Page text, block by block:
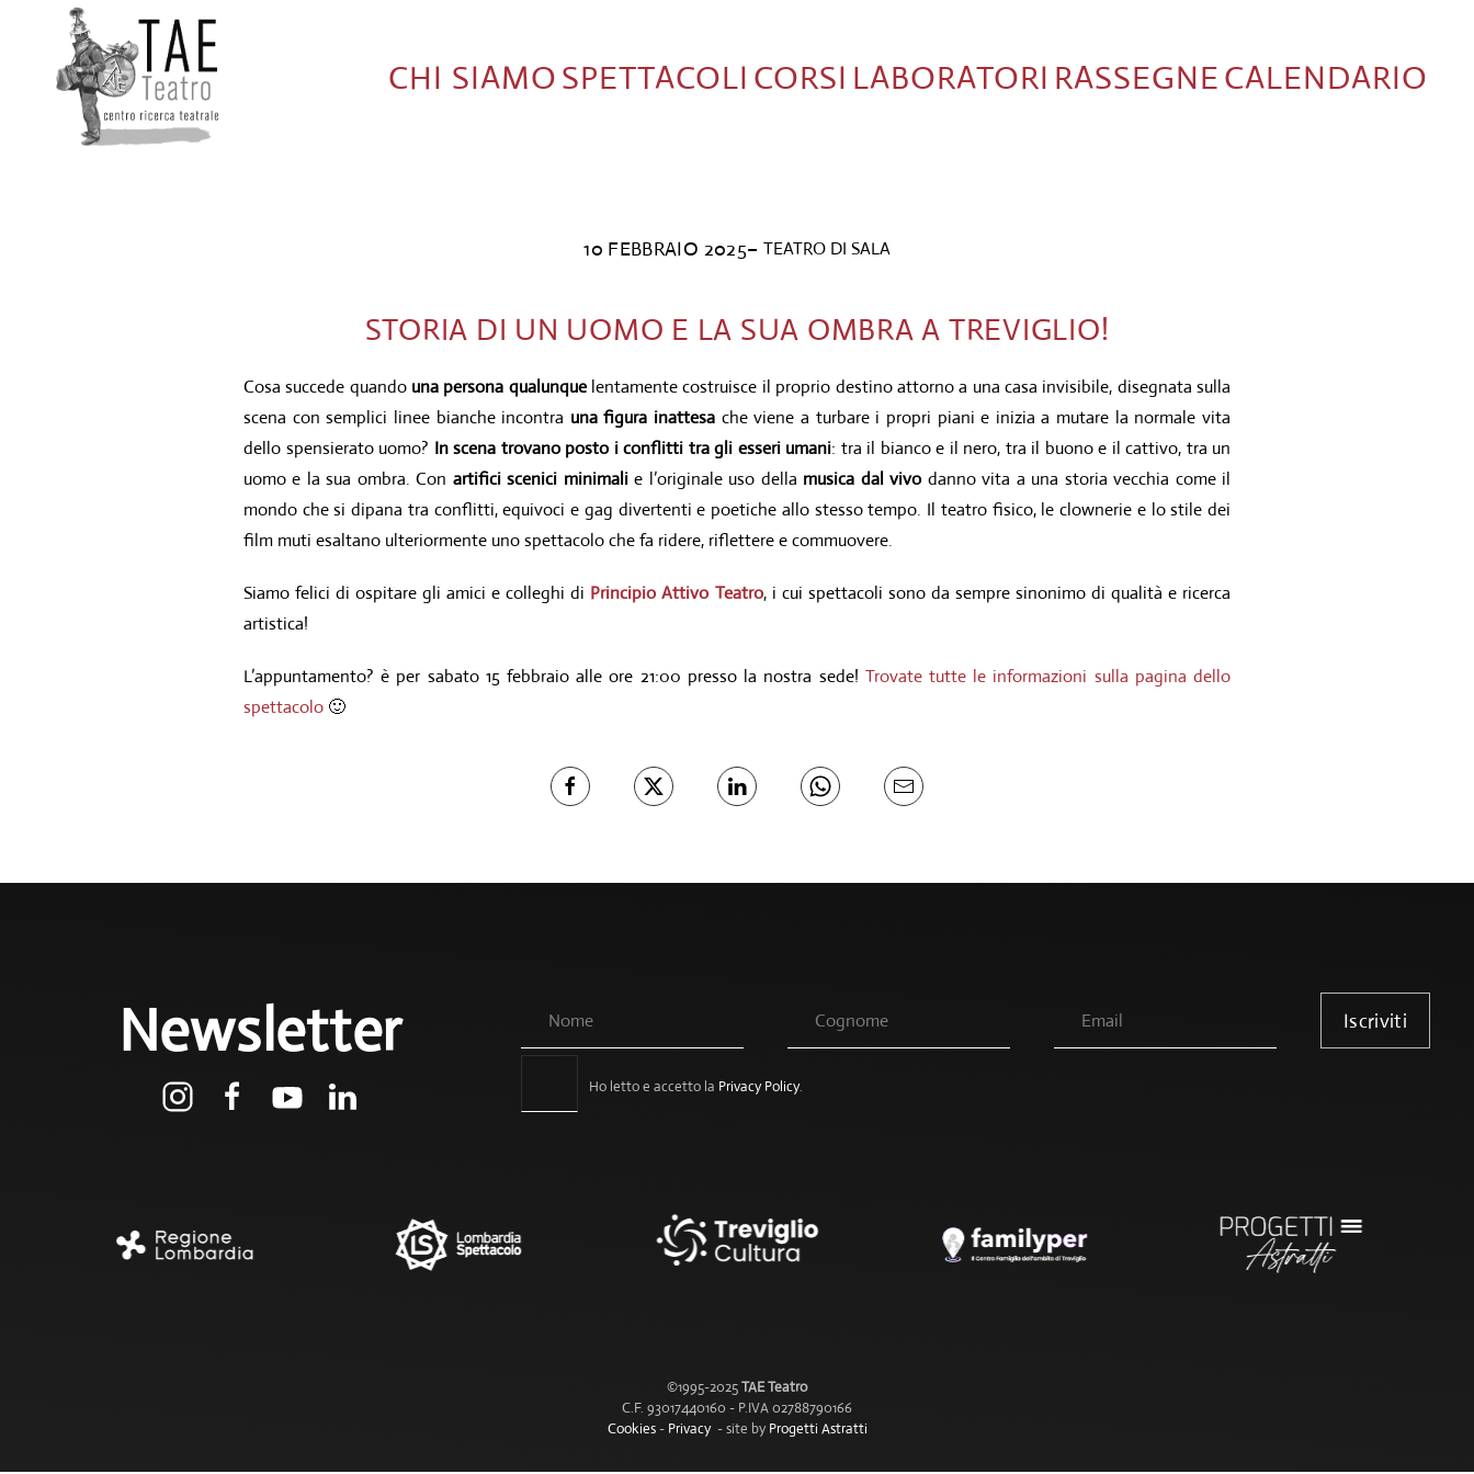
CHI SIAMOSPETTACOLI CORSI LABORATORI RASSEGNECALENDARIO
10 FEBBRAIO 2025– TEATRO DI SALA
STORIA DI UN UOMO E LA SUA OMBRA A TREVIGLIO!
Cosa succede quandouna persona qualunquelentamente costruisce il proprio destino attorno a una casa invisibile, disegnata sulla
scena con semplici linee bianche incontra una figura inattesa che viene a turbare i propri piani e inizia a mutare la normale vita
dello spensierato uomo? In scena trovano posto i conflitti tra gli esseri umani: tra il bianco e il nero, tra il buono e il cattivo, tra un
uomo e la sua ombra. Con artifici scenici minimalie l’originale uso della musica dal vivo danno vita a una storia vecchia come il
mondo che si dipana tra conflitti, equivoci e gag divertenti e poetiche allo stesso tempo. Il teatro fisico, le clownerie e lo stile dei
film muti esaltano ulteriormente uno spettacolo che fa ridere, riflettere e commuovere.
Siamo felici di ospitare gli amici e colleghi di Principio Attivo Teatro, i cui spettacoli sono da sempre sinonimo di qualità e ricerca
artistica!
L’appuntamento? è per sabato 15 febbraio alle ore 21:00 presso la nostra sede! Trovate tutte le informazioni sulla pagina dello
spettacolo 🙂
Newsletter Iscriviti
Ho letto e accetto la Privacy Policy.
©1995-2025TAE Teatro
C.F. 93017440160 - P.IVA 02788790166
Cookies- Privacy- site byProgetti Astratti